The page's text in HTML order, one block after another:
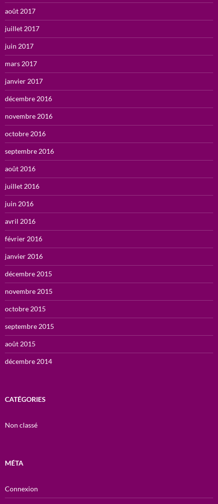
août 2017
juillet 2017
juin 2017
mars 2017
janvier 2017
décembre 2016
novembre 2016
octobre 2016
septembre 2016
août 2016
juillet 2016
juin 2016
avril 2016
février 2016
janvier 2016
décembre 2015
novembre 2015
octobre 2015
septembre 2015
août 2015
décembre 2014
CATÉGORIES
Non classé
MÉTA
Connexion